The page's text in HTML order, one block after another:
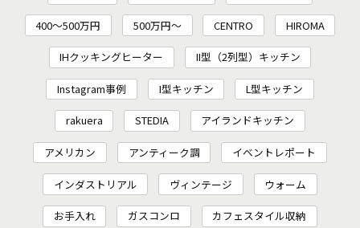
400～500万円 500万円～ CENTRO HIROMA
IHクッキングヒーター II型（2列型）キッチン
Instagram事例 I型キッチン L型キッチン
rakuera STEDIA アイランドキッチン
アメリカン アンティーク調 イベントレポート
インダストリアル ヴィンテージ ウォーム
お手入れ ガスコンロ カフェスタイル収納